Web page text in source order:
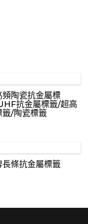
頻陶瓷抗金屬標
抗金屬標籤/超高
籤/陶瓷標籤
長條抗金屬標籤